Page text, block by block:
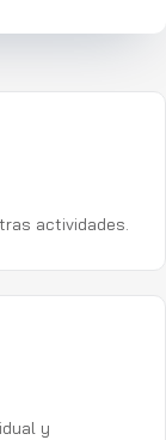
actividades.
y